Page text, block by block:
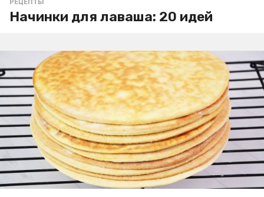
РЕЦЕПТЫ
Начинки для лаваша: 20 идей